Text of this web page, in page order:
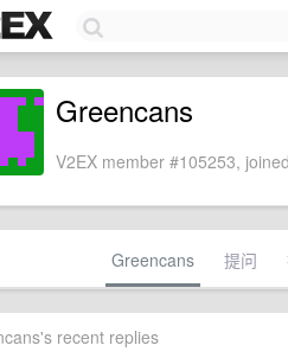
Greencans
V2EX member #105253,
Greencans 提问
recent replies